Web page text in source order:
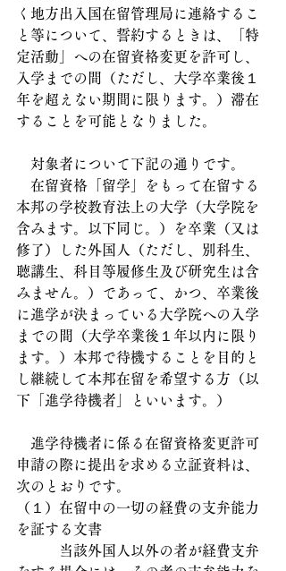
く地方出入国在留管理局に連絡するこ
と等について、誓約するときは、「特
定活動」への在留資格変更を許可し、
入学までの間（ただし、大学卒業後１
年を超えない期間に限ります。）滞在
することを可能となりました。
対象者について下記の通りです。
在留資格「留学」をもって在留する
本邦の学校教育法上の大学（大学院を
含みます。以下同じ。）を卒業（又は
修了）した外国人（ただし、別科生、
聴講生、科目等履修生及び研究生は含
みません。）であって、かつ、卒業後
に進学が決まっている大学院への入学
までの間（大学卒業後１年以内に限り
ます。）本邦で待機することを目的と
し継続して本邦在留を希望する方（以
下「進学待機者」といいます。）
進学待機者に係る在留資格変更許可
申請の際に提出を求める立証資料は、
次のとおりです。
（１）在留中の一切の経費の支弁能力
を証する文書
当該外国人以外の者が経費支弁